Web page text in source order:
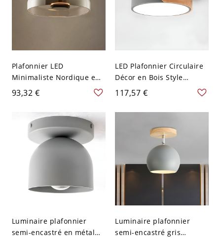
Plafonnier LED
Minimaliste Nordique en
Verre - Gris Fumée 110 V-
120 V Chaud
93,32 €
LED Plafonnier Circulaire
Décor en Bois Style
Macaron Luminaire
Encastré en Métal - Gris
110 V-120 V 30,48 cm
117,57 €
Luminaire plafonnier
semi-encastré en métal
Luminaire plafonnier
semi-encastré gris